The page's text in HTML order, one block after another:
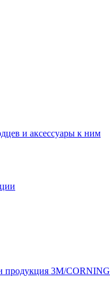
и аксессуары к ним
продукция 3M/CORNING